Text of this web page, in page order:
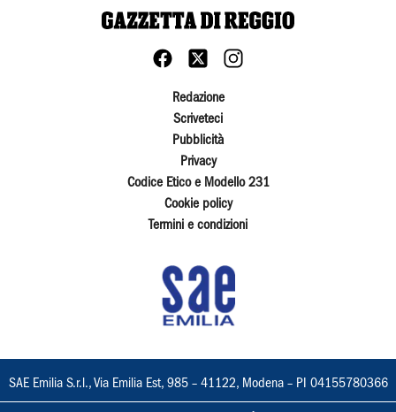
Redazione
Scriveteci
Pubblicità
Privacy
Codice Etico e Modello 231
Cookie policy
Termini e condizioni
SAE Emilia S.r.l., Via Emilia Est, 985 – 41122, Modena – PI 04155780366